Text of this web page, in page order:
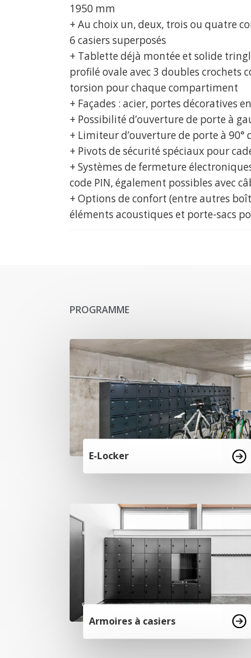
1950 mm
+ Au choix un, deux, trois ou quatre
6 casiers superposés
+ Tablette déjà montée et solide
profilé ovale avec 3 doubles crochets
torsion pour chaque compartiment
+ Façades : acier, portes décoratives
+ Possibilité d’ouverture de porte à
+ Limiteur d’ouverture de porte à 90°
+ Pivots de sécurité spéciaux pour
+ Systèmes de fermeture
code PIN, également possibles avec
+ Options de confort (entre autres
éléments acoustiques et porte-sacs
PROGRAMME
E-Locker
Armoires à casiers